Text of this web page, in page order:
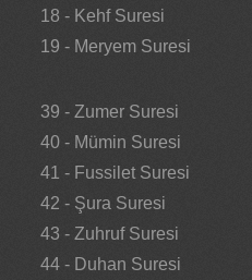
18 - Kehf Suresi
19 - Meryem Suresi
39 - Zumer Suresi
40 - Mümin Suresi
41 - Fussilet Suresi
42 - Şura Suresi
43 - Zuhruf Suresi
44 - Duhan Suresi